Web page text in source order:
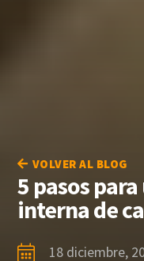
VOLVER AL BLOG
5 pasos
interna de
18 diciembre,